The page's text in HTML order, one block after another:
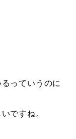
っていうのに
ですね。